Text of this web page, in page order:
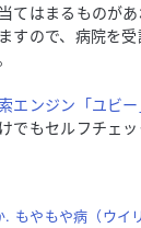
てはまるものが
すので、病院を
エンジン「ユビー
でもセルフチェ
もやもや病（ウイ